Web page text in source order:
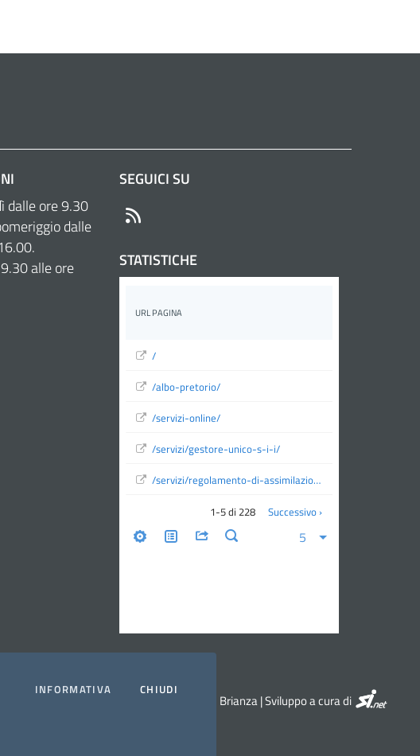
INFORMATIVA CHIUDI
dalle ore 9.30
dalle
alle ore
SEGUICI SU
STATISTICHE
© 2026 ATO Monza e Brianza | Sviluppo a cura diSI.NET